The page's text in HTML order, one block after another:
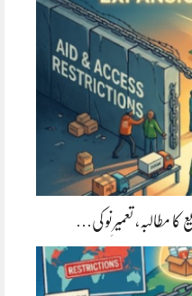
کا مطالبہ، تعمیرِ نو کی…